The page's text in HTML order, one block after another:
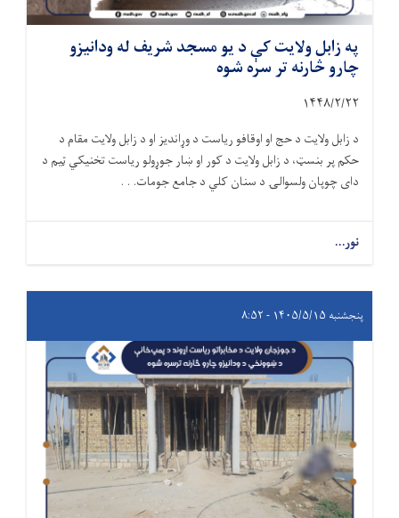
په زابل ولایت کې د یو مسجد شریف له ودانیزو
چارو څارنه تر سره شوه
۱۴۴۸/۲/۲۲
د زابل ولایت د حج او اوقافو ریاست د وړاندیز او د زابل ولایت مقام د
حکم پر بنسټ، د زابل ولایت د کور او ښار جوړولو ریاست تخنیکي ټیم د
دای چوپان ولسوالۍ د سنان کلي د جامع جومات. . .
نور...
پنجشنبه ۱۴۰۵/۵/۱۵ - ۸:۵۲